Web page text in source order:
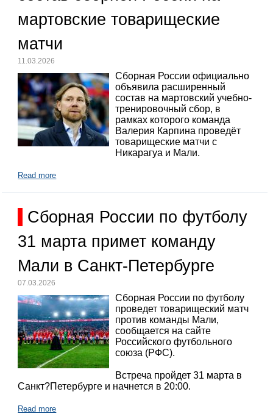
мартовские товарищеские
матчи
11.03.2026
Сборная России официально
объявила расширенный
состав на мартовский учебно-
тренировочный сбор, в
рамках которого команда
Валерия Карпина проведёт
товарищеские матчи с
Никарагуа и Мали.
Read more
Сборная России по футболу
31 марта примет команду
Мали в Санкт-Петербурге
07.03.2026
Сборная России по футболу
проведет товарищеский матч
против команды Мали,
сообщается на сайте
Российского футбольного
союза (РФС).
Встреча пройдет 31 марта в
Санкт?Петербурге и начнется в 20:00.
Read more